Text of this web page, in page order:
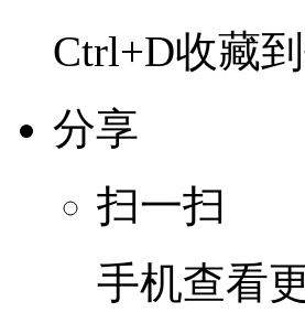
Ctrl+D收藏
分享
扫一扫
手机查看